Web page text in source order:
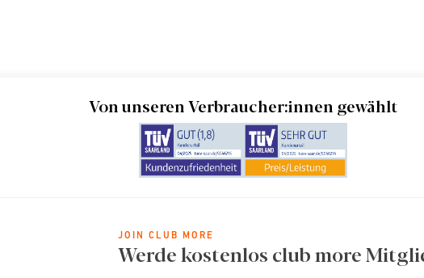
Von unseren Verbraucher:innen gewählt
JOIN CLUB MORE
Werde kostenlos club more